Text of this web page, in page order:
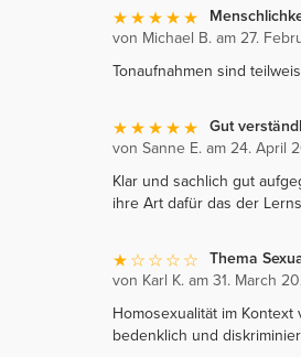
von Michael B. am 27.
Tonaufnahmen sind
Gut
von Sanne E. am 24. April
Klar und sachlich gut
ihre Art dafür das der
Thema
von Karl K. am 31. March
Homosexualität im
bedenklich und